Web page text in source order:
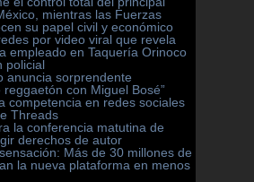
mientras las Fuerzas
su papel civil y económico
por video viral que revela
empleado en Taquería Orinoco
policial
anuncia sorprendente
con Miguel Bosé”
competencia en redes sociales
Threads
la conferencia matutina de
derechos de autor
Más de 30 millones de
la nueva plataforma en menos